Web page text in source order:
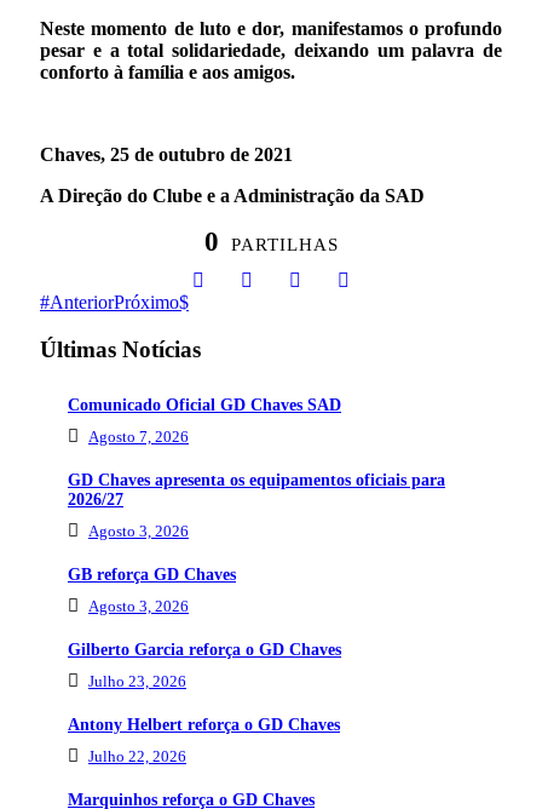
Neste momento de luto e dor, manifestamos o profundo
pesar e a total solidariedade, deixando um palavra de
conforto à família e aos amigos.
Chaves, 25 de outubro de 2021
A Direção do Clube e a Administração da SAD
0 PARTILHAS
AnteriorPróximo
Últimas Notícias
Comunicado Oficial GD Chaves SAD
Agosto 7, 2026
GD Chaves apresenta os equipamentos oficiais para
2026/27
Agosto 3, 2026
GB reforça GD Chaves
Agosto 3, 2026
Gilberto Garcia reforça o GD Chaves
Julho 23, 2026
Antony Helbert reforça o GD Chaves
Julho 22, 2026
Marquinhos reforça o GD Chaves